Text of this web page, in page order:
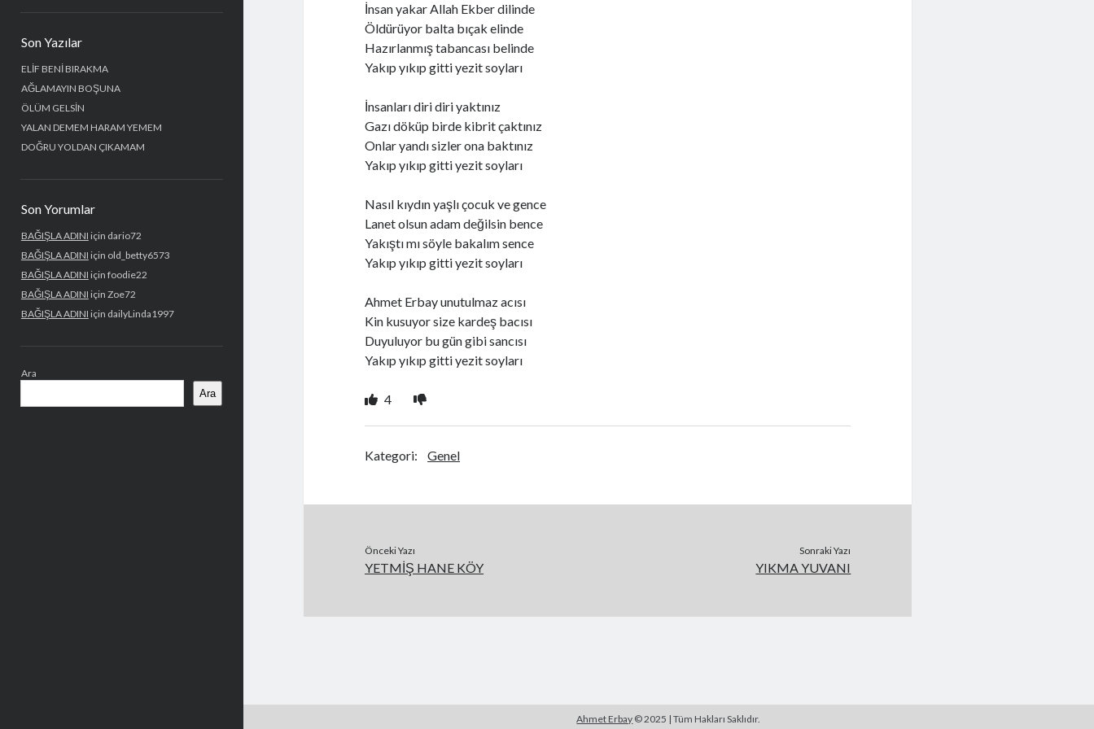
Menü
Son Yazılar
ELİF BENİ BIRAKMA
AĞLAMAYIN BOŞUNA
ÖLÜM GELSİN
YALAN DEMEM HARAM YEMEM
DOĞRU YOLDAN ÇIKAMAM
Son Yorumlar
BAĞIŞLA ADINI için dario72
BAĞIŞLA ADINI için old_betty6573
BAĞIŞLA ADINI için foodie22
BAĞIŞLA ADINI için Zoe72
BAĞIŞLA ADINI için dailyLinda1997
Ara
Ara
İnsan yakar Allah Ekber dilinde
Öldürüyor balta bıçak elinde
Hazırlanmış tabancası belinde
Yakıp yıkıp gitti yezit soyları
İnsanları diri diri yaktınız
Gazı döküp birde kibrit çaktınız
Onlar yandı sizler ona baktınız
Yakıp yıkıp gitti yezit soyları
Nasıl kıydın yaşlı çocuk ve gence
Lanet olsun adam değilsin bence
Yakıştı mı söyle bakalım sence
Yakıp yıkıp gitti yezit soyları
Ahmet Erbay unutulmaz acısı
Kin kusuyor size kardeş bacısı
Duyuluyor bu gün gibi sancısı
Yakıp yıkıp gitti yezit soyları
4
Kategori: Genel
Önceki Yazı
YETMİŞ HANE KÖY
Sonraki Yazı
YIKMA YUVANI
Ahmet Erbay © 2025 | Tüm Hakları Saklıdır.